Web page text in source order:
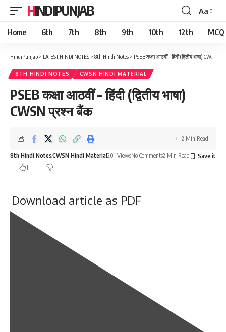
HINDIPUNJAB
Font
Resizer
Aa
Home 6th 7th 8th 9th 10th 12th MCQ
HindiPunjab > LATEST HINDI NOTES > 8th Hindi Notes > PSEB कक्षा आठवीं – हिंदी (द्वितीय भाषा) CWSN प्रश्न बैंक
8TH HINDI NOTES CWSN HINDI MATERIAL
PSEB कक्षा आठवीं – हिंदी (द्वितीय भाषा)
CWSN प्रश्न बैंक
8th Hindi NotesCWSN Hindi Material 201 ViewsNo Comments2 Min Read
1
2 Min Read
Download article as PDF